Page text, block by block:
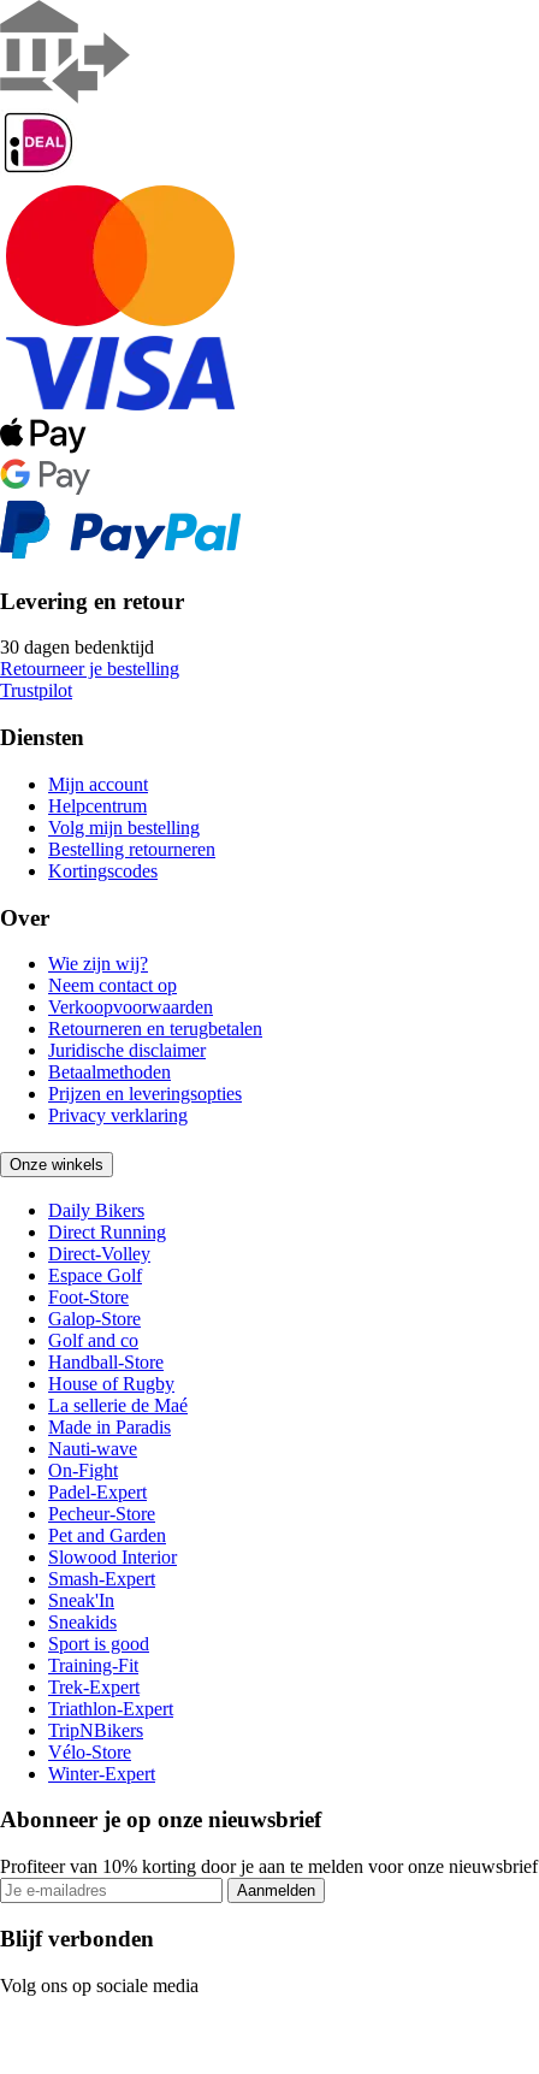
Levering en retour
30 dagen bedenktijd
Retourneer je bestelling
Trustpilot
Diensten
Mijn account
Helpcentrum
Volg mijn bestelling
Bestelling retourneren
Kortingscodes
Over
Wie zijn wij?
Neem contact op
Verkoopvoorwaarden
Retourneren en terugbetalen
Juridische disclaimer
Betaalmethoden
Prijzen en leveringsopties
Privacy verklaring
Onze winkels
Daily Bikers
Direct Running
Direct-Volley
Espace Golf
Foot-Store
Galop-Store
Golf and co
Handball-Store
House of Rugby
La sellerie de Maé
Made in Paradis
Nauti-wave
On-Fight
Padel-Expert
Pecheur-Store
Pet and Garden
Slowood Interior
Smash-Expert
Sneak'In
Sneakids
Sport is good
Training-Fit
Trek-Expert
Triathlon-Expert
TripNBikers
Vélo-Store
Winter-Expert
Abonneer je op onze nieuwsbrief
Profiteer van 10% korting door je aan te melden voor onze nieuwsbrief
Aanmelden
Blijf verbonden
Volg ons op sociale media